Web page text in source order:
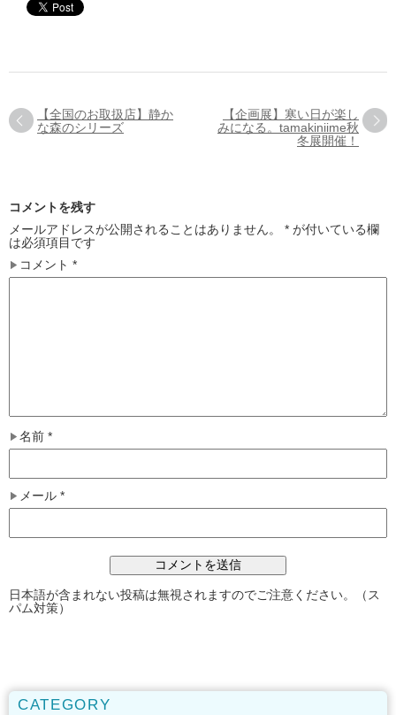
【全国のお取扱店】静か
な森のシリーズ
【企画展】寒い日が楽し
みになる。tamakiniime秋
冬展開催！
コメントを残す
メールアドレスが公開されることはありません。
* が付いている欄
は必須項目です
コメント *
名前 *
メール *
日本語が含まれない投稿は無視されますのでご注意ください。（ス
パム対策）
CATEGORY